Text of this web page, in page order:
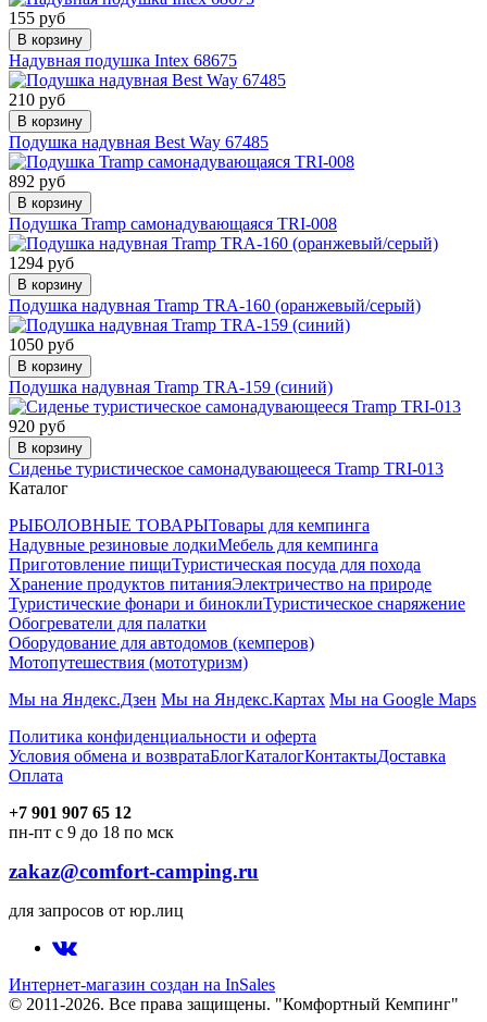
155 руб
В корзину
Надувная подушка Intex 68675
210 руб
В корзину
Подушка надувная Best Way 67485
892 руб
В корзину
Подушка Tramp самонадувающаяся TRI-008
1294 руб
В корзину
Подушка надувная Tramp TRA-160 (оранжевый/серый)
1050 руб
В корзину
Подушка надувная Tramp TRA-159 (синий)
920 руб
В корзину
Сиденье туристическое самонадувающееся Tramp TRI-013
Каталог
РЫБОЛОВНЫЕ ТОВАРЫТовары для кемпинга
Надувные резиновые лодкиМебель для кемпинга
Приготовление пищиТуристическая посуда для похода
Хранение продуктов питанияЭлектричество на природе
Туристические фонари и биноклиТуристическое снаряжение
Обогреватели для палатки
Оборудование для автодомов (кемперов)
Мотопутешествия (мототуризм)
Мы на Яндекс.Дзен Мы на Яндекс.Картах Мы на Google Maps
Политика конфиденциальности и оферта
Условия обмена и возвратаБлогКаталогКонтактыДоставка
Оплата
+7 901 907 65 12
пн-пт с 9 до 18 по мск
zakaz@comfort-camping.ru
для запросов от юр.лиц
Интернет-магазин создан на InSales
© 2011-2026. Все права защищены. "Комфортный Кемпинг"